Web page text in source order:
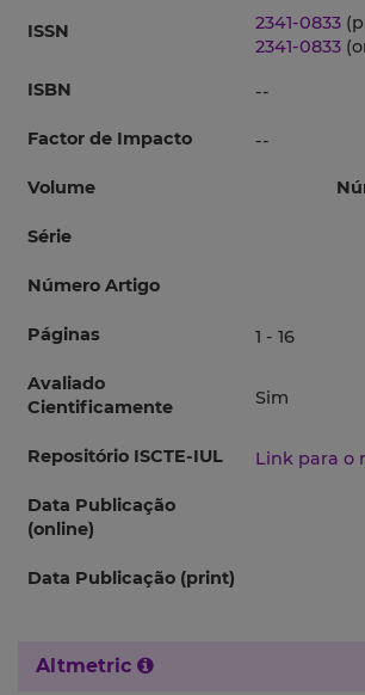
ISSN 2341-0833
2341-0833
ISBN
--
Factor de Impacto --
Volume
Série
Número Artigo
Páginas 1 - 16
Avaliado
Cientificamente
Sim
Repositório ISCTE-IUL Link para o
Data Publicação
(online)
Data Publicação (print)
Altmetric